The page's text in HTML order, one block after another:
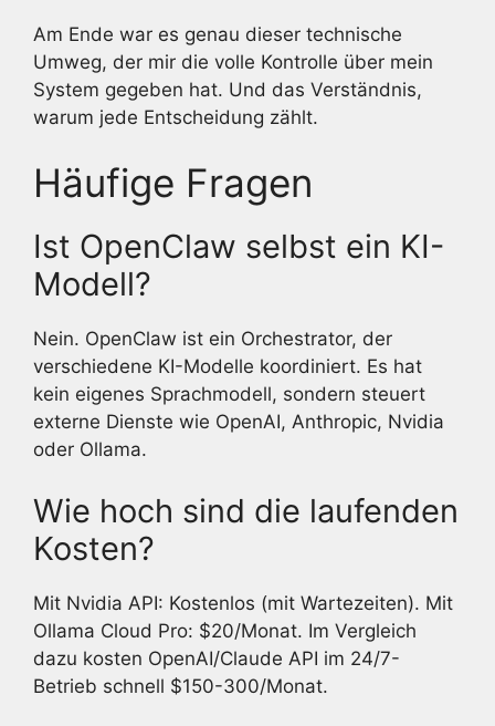
Am Ende war es genau dieser technische
Umweg, der mir die volle Kontrolle über mein
System gegeben hat. Und das Verständnis,
warum jede Entscheidung zählt.
Häufige Fragen
Ist OpenClaw selbst ein KI-
Modell?
Nein. OpenClaw ist ein Orchestrator, der
verschiedene KI-Modelle koordiniert. Es hat
kein eigenes Sprachmodell, sondern steuert
externe Dienste wie OpenAI, Anthropic, Nvidia
oder Ollama.
Wie hoch sind die laufenden
Kosten?
Mit Nvidia API: Kostenlos (mit Wartezeiten). Mit
Ollama Cloud Pro: $20/Monat. Im Vergleich
dazu kosten OpenAI/Claude API im 24/7-
Betrieb schnell $150-300/Monat.